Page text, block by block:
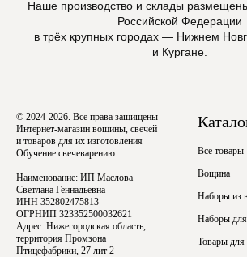
Наше производство и склады
Российской Федерации
в трёх крупных городах — Нижнем
и Кургане.
© 2024-2026. Все права защищены
Интернет-магазин вощины, свечей
и товаров для их изготовления
Обучение свечеварению
Наименование: ИП Маслова
Светлана Геннадьевна
ИНН 352802475813
ОГРНИП 323352500032621
Адрес: Нижегородская область,
территория Промзона
Птицефабрики, 27 лит 2
Все товары
Вощина
Наборы из
Наборы для
Товары для